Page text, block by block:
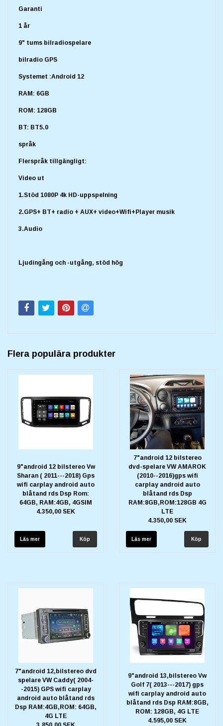
Garanti
1 år
9" tums bilradiospelare
bilradio GPS
Systemet :Android 12
RAM: 6GB
ROM: 128GB
BT: BT5.0
språk
Flerspråk tillgängligt:
Video ut
1.Stöd 1080P 4k HD-uppspelning
2.GPS+ BT+ radio + AUX+ video+Wifi+Player musik
3.Audio
Ljudingång och -utgång, stöd hög
Flera populära produkter
9"android 12 bilstereo Vw
Sharan ( 2011---2018) Gps
wifi carplay android auto
blåtand rds Dsp Rom:
64GB, RAM:4GB, 4GSIM
4.350,00 SEK
Läs mer
7"android 12 bilstereo
dvd-spelare VW AMAROK
(2010--2016)gps wifi
carplay android auto
blåtand rds Dsp
RAM:8GB,ROM:128GB 4G
LTE
4.350,00 SEK
Läs mer
7"android 12,bilstereo dvd
spelare VW Caddy( 2004-
-2015) GPS wifi carplay
android auto blåtand rds
Dsp RAM:4GB,ROM: 64GB,
4G LTE
9"android 13,bilstereo Vw
Golf 7( 2013---2017) gps
wifi carplay android auto
blåtand rds Dsp RAM:8GB,
ROM: 128GB, 4G LTE
4.595,00 SEK